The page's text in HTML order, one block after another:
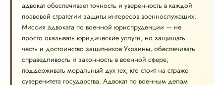
адвокат обеспечивает точность и уверенность в каждой
правовой стратегии защиты интересов военнослужащих.
Миссия адвоката по военной юриспруденции — не
просто оказывать юридические услуги, но защищать
честь и достоинство защитников Украины, обеспечивать
справедливость и законность в военной сфере,
поддерживать моральный дух тех, кто стоит на страже
суверенитета государства. Адвокат по военным делам